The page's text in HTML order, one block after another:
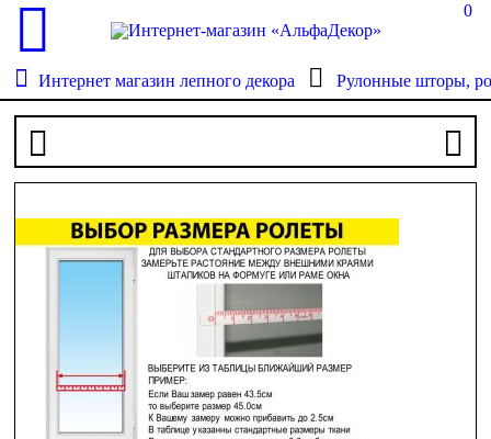
0
Интернет магазин лепного декора Рулонные шторы,